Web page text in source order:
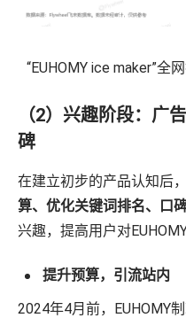
“EUHOMY ice maker”全
（2）兴趣阶段：广
碑
在建立初步的产品认知后
算、优化关键词排名、口碑
兴趣，提高用户对
提升预算，引流站内
2024年4月前，EUHOMY